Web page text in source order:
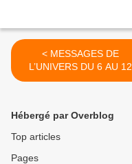
< MESSAGES DE
L’UNIVERS DU 6 AU 12
NOVEMBRE
Hébergé par Overblog
Top articles
Pages